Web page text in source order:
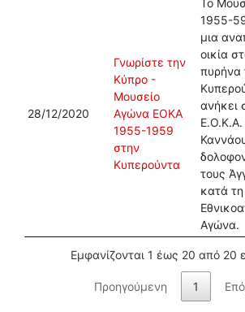
28/12/2020
Γνωρίστε την
Κύπρο -
Μουσείο
Αγώνα ΕΟΚΑ
1955-1959
στην
Κυπερούντα
Το
1955-
μια
οικία
πυρήνα
ανήκει
Ε.Ο.Κ.Α.
τους
κατά τη
Αγώνα.
Εμφανίζονται 1 έως 20 από 20
Προηγούμενη 1